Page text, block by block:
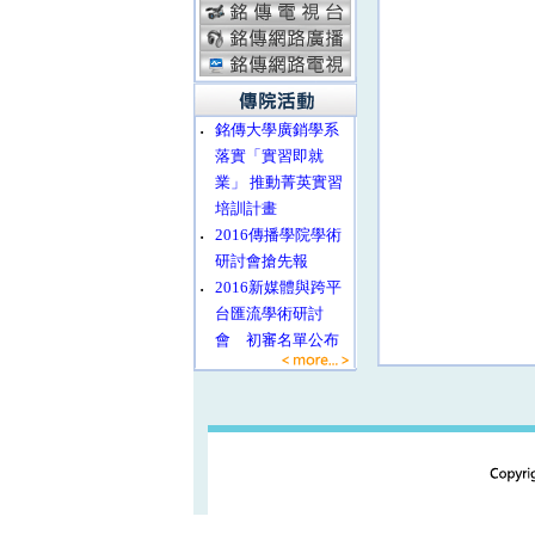
‧
銘傳大學廣銷學系
落實「實習即就
業」 推動菁英實習
培訓計畫
‧
2016傳播學院學術
研討會搶先報
‧
2016新媒體與跨平
台匯流學術研討
會 初審名單公布